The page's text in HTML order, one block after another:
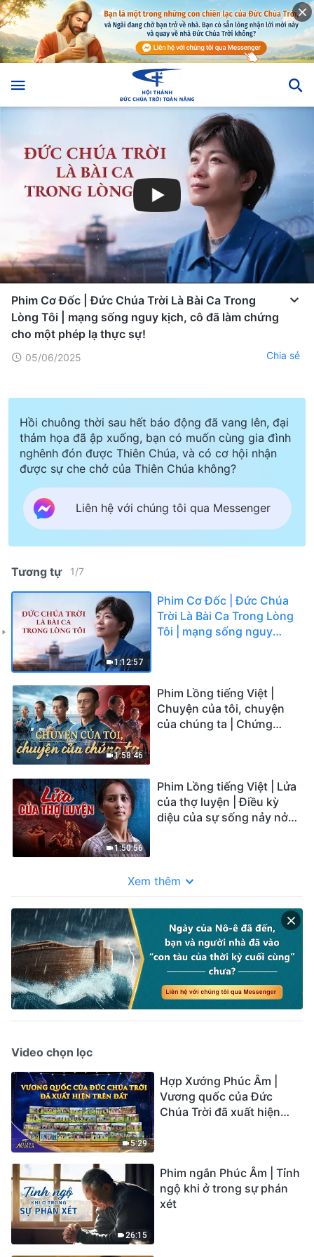
Phim Cơ Đốc | Đức Chúa Trời Là Bài Ca Trong
Lòng Tôi | mạng sống nguy kịch, cô đã làm chứng
cho ​một phép lạ thực sự!
05/06/2025 Chia sẻ
Hồi chuông thời sau hết báo động đã vang lên, đại
thảm họa đã ập xuống, bạn có muốn cùng gia đình
nghênh đón được Thiên Chúa, và có cơ hội nhận
được sự che chở của Thiên Chúa không?
Liên hệ với chúng tôi qua Messenger
Tương tự 1/7
1:12:57
Phim Cơ Đốc | Đức Chúa
Trời Là Bài Ca Trong Lòng
Tôi | mạng sống nguy
1:58:46
Phim Lồng tiếng Việt |
Chuyện của tôi, chuyện
của chúng ta | Chứng
1:50:56
Phim Lồng tiếng Việt | Lửa
của thợ luyện | Điều kỳ
diệu của sự sống nảy nở
Xem thêm
Video chọn lọc
5:29
Hợp Xướng Phúc Âm |
Vương quốc của Đức
Chúa Trời đã xuất hiện
26:15
Phim ngắn Phúc Âm | Tỉnh
ngộ khi ở trong sự phán
xét